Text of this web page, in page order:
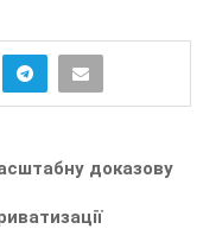
доказову